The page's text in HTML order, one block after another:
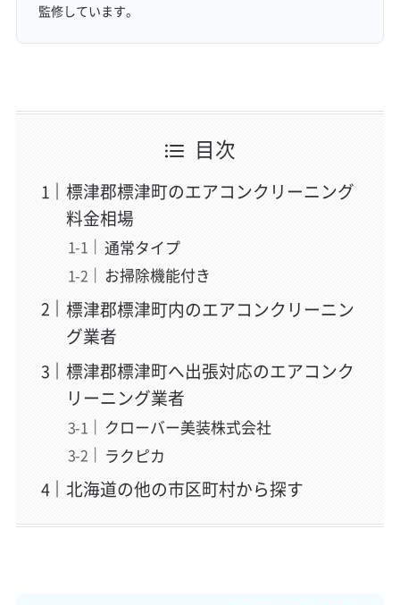
監修しています。
目次
標津郡標津町のエアコンクリーニング
料金相場
通常タイプ
お掃除機能付き
標津郡標津町内のエアコンクリーニン
グ業者
標津郡標津町へ出張対応のエアコンク
リーニング業者
クローバー美装株式会社
ラクピカ
北海道の他の市区町村から探す